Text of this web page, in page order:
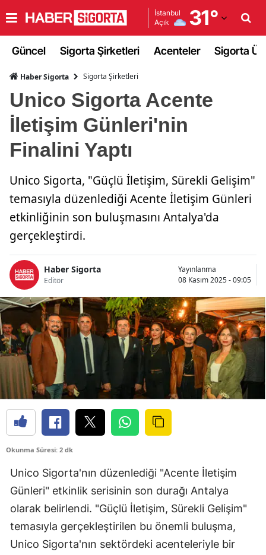
İstanbul
Açık
31°
Adana
Ağrı
Amasya
Antalya
Artvin
Balıkesir
Bilecik
Bingöl
Bitlis
Bolu
Burdur
Bursa
Çorum
Denizli
Diyarbakır
Edirne
Güncel Sigorta Şirketleri Acenteler Sigorta
Haber Sigorta Sigorta Şirketleri
Unico Sigorta Acente
İletişim Günleri'nin
Finalini Yaptı
Unico Sigorta, "Güçlü İletişim, Sürekli Gelişim"
temasıyla düzenlediği Acente İletişim Günleri
etkinliğinin son buluşmasını Antalya'da
gerçekleştirdi.
Haber Sigorta
Editör
Yayınlanma
08 Kasım 2025 - 09:05
Okunma Süresi: 2 dk
Unico Sigorta'nın düzenlediği "Acente İletişim
Günleri" etkinlik serisinin son durağı Antalya
olarak belirlendi. "Güçlü İletişim, Sürekli Gelişim"
temasıyla gerçekleştirilen bu önemli buluşma,
Unico Sigorta'nın sektördeki acenteleriyle bir